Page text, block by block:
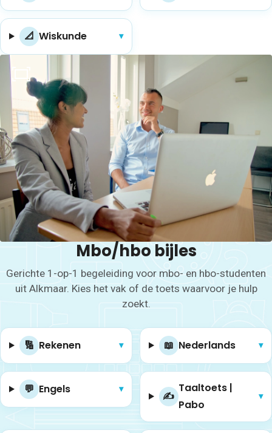
📐 Wis­kun­de ▾
Mbo/hbo bijles
Gerichte 1-op-1 begeleiding voor mbo- en hbo-studenten
uit Alkmaar. Kies het vak of de toets waarvoor je hulp
zoekt.
🔢 Rekenen ▾ 📖 Nederlands ▾
💬 Engels ▾
✍️
Taaltoets |
Pabo
▾